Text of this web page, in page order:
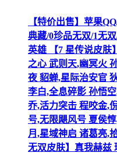
【特价出售】苹果
典藏/0珍品无双/1无
英雄 【7 星传说皮肤
之心 武则天,幽冥火
夜 貂蝉,星际治安官
李白,全息碎影 孙悟
乔,活力突击 程咬金,
号,无限飓风号 夏侯
月,星域神启 诸葛亮,
无双皮肤】真我赫兹